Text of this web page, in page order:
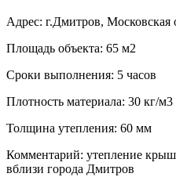
Адрес: г.Дмитров, Московская
Площадь объекта: 65 м2
Сроки выполнения: 5 часов
Плотность материала: 30 кг/м3
Толщина утепления: 60 мм
Комментарий: утепление
вблизи города Дмитров